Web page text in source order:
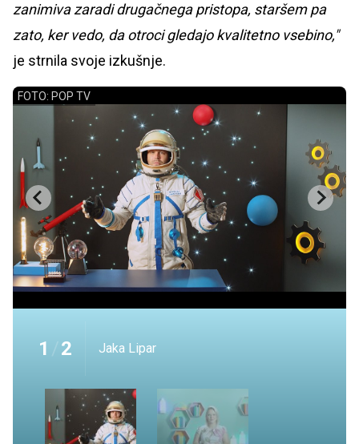
zanimiva zaradi drugačnega pristopa, staršem pa
zato, ker vedo, da otroci gledajo kvalitetno vsebino,"
je strnila svoje izkušnje.
FOTO: POP TV
1 /2 Jaka Lipar